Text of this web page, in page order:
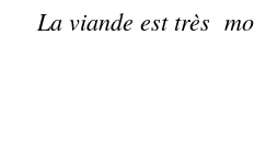
La viande est très